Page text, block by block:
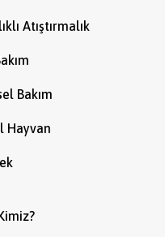
Atıştırmalık
Bakım
Hayvan